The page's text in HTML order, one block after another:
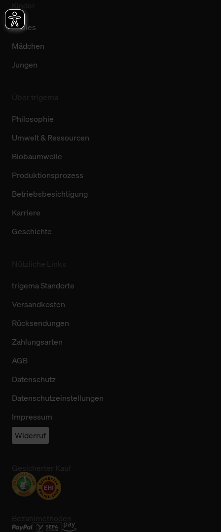
Kinder
Babies
Mädchen
Jungen
Philosophie
Umwelt & Ressourcen
Biobaumwolle
Produktionsprozess
Betriebsbesichtigung
Karriere
Geschichte
trigema Standorte
Versandkosten
Rücksendungen
Zahlungsarten
AGB
Datenschutz
Datenschutzeinstellungen
Impressum
Widerruf